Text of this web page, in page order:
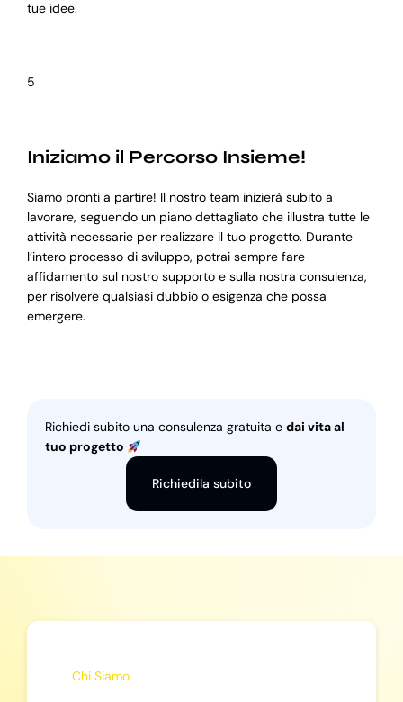
tue idee.
5
Iniziamo il Percorso Insieme!
Siamo pronti a partire! Il nostro team inizierà subito a
lavorare, seguendo un piano dettagliato che illustra tutte le
attività necessarie per realizzare il tuo progetto. Durante
l’intero processo di sviluppo, potrai sempre fare
affidamento sul nostro supporto e sulla nostra consulenza,
per risolvere qualsiasi dubbio o esigenza che possa
emergere.
Richiedi subito una consulenza gratuita e dai vita al
tuo progetto
Richiedila subito
Chi Siamo